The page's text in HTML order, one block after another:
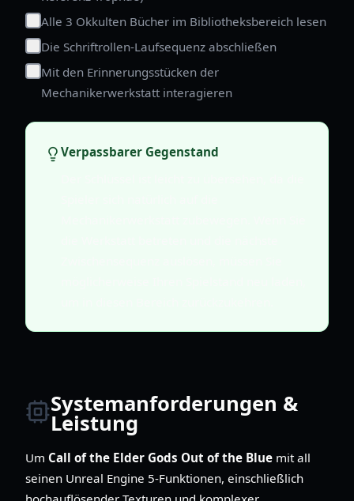
Alle 3 Okkulten Bücher im Bibliotheksbereich lesen
Die Schriftrollen-Laufsequenz abschließen
Mit den Erinnerungsstücken der
Mechanikerwerkstatt interagieren
Verpassbarer Gegenstand
Systemanforderungen &
Leistung
Um Call of the Elder Gods Out of the Blue mit all
seinen Unreal Engine 5-Funktionen, einschließlich